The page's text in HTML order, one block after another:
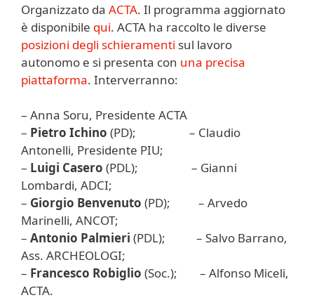
Organizzato da ACTA. Il programma aggiornato
è disponibile qui. ACTA ha raccolto le diverse
posizioni degli schieramenti sul lavoro
autonomo e si presenta con una precisa
piattaforma. Interverranno:
– Anna Soru, Presidente ACTA
– Pietro Ichino (PD); – Claudio
Antonelli, Presidente PIU;
– Luigi Casero (PDL); – Gianni
Lombardi, ADCI;
– Giorgio Benvenuto (PD); – Arvedo
Marinelli, ANCOT;
– Antonio Palmieri (PDL); – Salvo Barrano,
Ass. ARCHEOLOGI;
– Francesco Robiglio (Soc.); – Alfonso Miceli,
ACTA.